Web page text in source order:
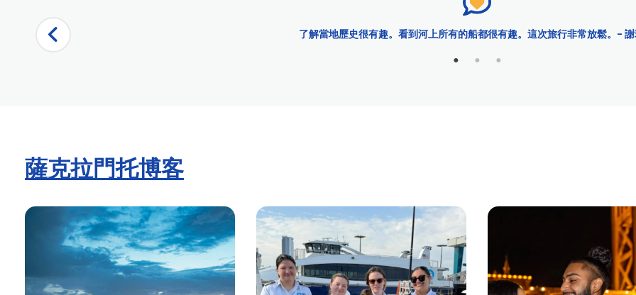
五月五日節 （Cinco de Mayo Alive After Five Cruise） |城市游輪 ™
父親節觀光游輪 |城市游輪 ™
陣亡將士紀念日遊船 |城市游輪 ™
陣亡將士紀念日景點和啜飲遊船
陣亡將士紀念日景點和啜飲遊船 |城市游輪 ™
母親節景點和啜飲游輪 |城市游輪 ™
了解當地歷史很有趣。看到河上所有的船都很有趣。這次旅行非常放鬆。-
薩克拉門托博客